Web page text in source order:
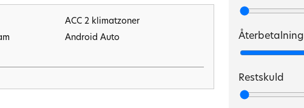
ACC 2 klimatzoner
Android Auto
Avstängningsbar airbag
Återbetalning
Restskuld